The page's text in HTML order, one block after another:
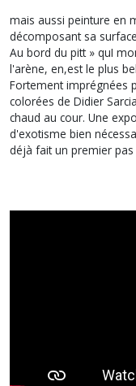
mais aussi peinture en
décomposant sa
Au bord du pitt » quI
l'arène, en,est le plus
Fortement imprégnées
colorées de Didier
chaud au cour. Une
d'exotisme bien
déjà fait un premier